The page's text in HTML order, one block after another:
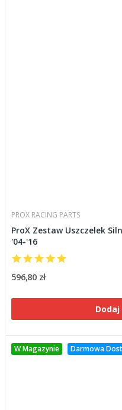
PROX RACING PARTS
ProX Zestaw Uszczelek
'04-'16
596,80 zł
W Magazynie Darmowa